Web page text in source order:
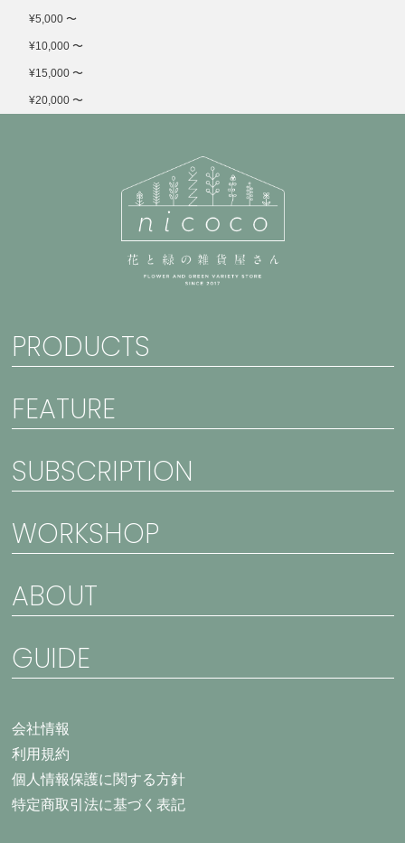
¥5,000 〜
¥10,000 〜
¥15,000 〜
¥20,000 〜
PRODUCTS
FEATURE
SUBSCRIPTION
WORKSHOP
ABOUT
GUIDE
会社情報
利用規約
個人情報保護に関する方針
特定商取引法に基づく表記